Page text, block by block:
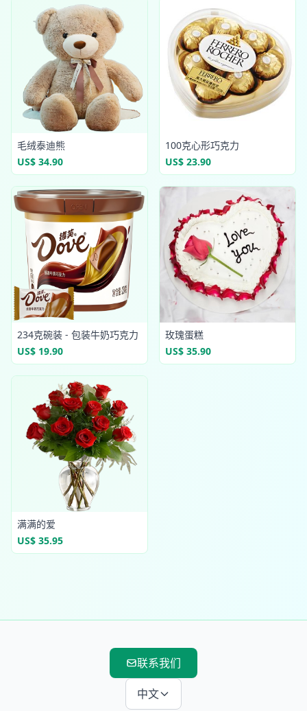
毛绒泰迪熊
US$ 34.90
100克心形巧克力
US$ 23.90
234克碗装 - 包装牛奶巧克力
US$ 19.90
玫瑰蛋糕
US$ 35.90
满满的爱
US$ 35.95
联系我们
中文